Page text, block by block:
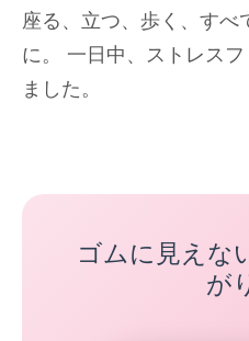
座る、立つ、歩く、すべ
に。 一日中、ストレス
ました。
ゴムに見えな
が